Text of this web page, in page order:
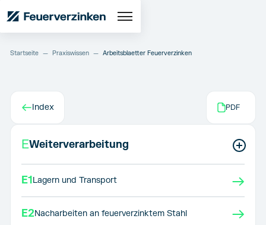
Startseite — Praxiswissen — Arbeitsblaetter Feuerverzinken
←Index
EWeiterverarbeitung
E1Lagern und Transport →
E2Nacharbeiten an feuerverzinktem Stahl →
PDF